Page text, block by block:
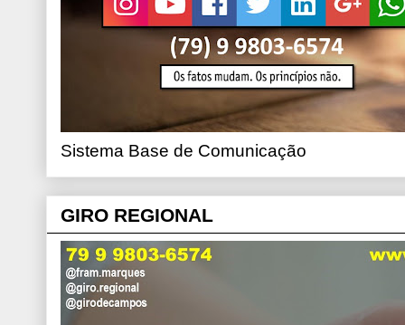
Sistema Base de Comunicação
GIRO REGIONAL